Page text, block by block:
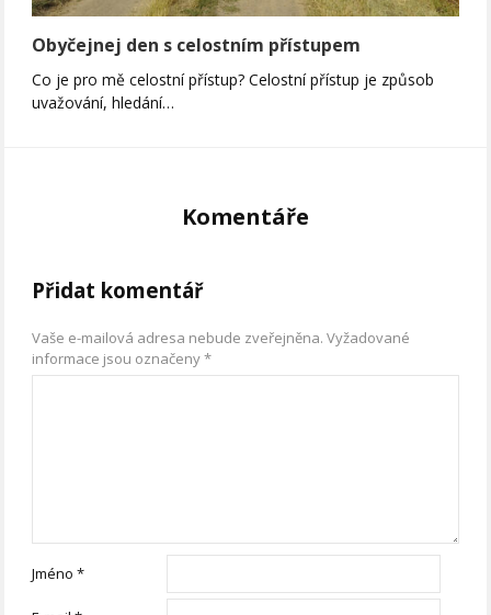
Obyčejnej den s celostním přístupem
Co je pro mě celostní přístup? Celostní přístup je způsob
uvažování, hledání…
Komentáře
Přidat komentář
Vaše e-mailová adresa nebude zveřejněna. Vyžadované
informace jsou označeny*
Jméno*